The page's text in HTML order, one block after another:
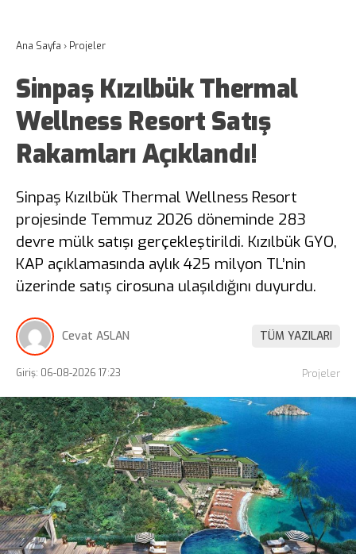
Ana Sayfa › Projeler
Sinpaş Kızılbük Thermal
Wellness Resort Satış
Rakamları Açıklandı!
Sinpaş Kızılbük Thermal Wellness Resort
projesinde Temmuz 2026 döneminde 283
devre mülk satışı gerçekleştirildi. Kızılbük GYO,
KAP açıklamasında aylık 425 milyon TL’nin
üzerinde satış cirosuna ulaşıldığını duyurdu.
Cevat ASLAN TÜM YAZILARI
Giriş: 06-08-2026 17:23 Projeler